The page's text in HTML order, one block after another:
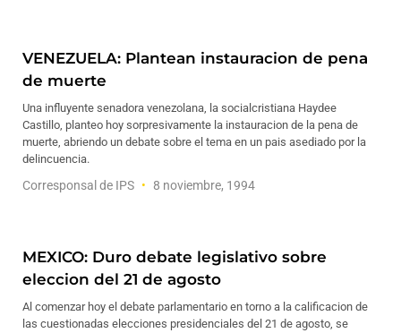
VENEZUELA: Plantean instauracion de pena
de muerte
Una influyente senadora venezolana, la socialcristiana Haydee
Castillo, planteo hoy sorpresivamente la instauracion de la pena de
muerte, abriendo un debate sobre el tema en un pais asediado por la
delincuencia.
Corresponsal de IPS 8 noviembre, 1994
MEXICO: Duro debate legislativo sobre
eleccion del 21 de agosto
Al comenzar hoy el debate parlamentario en torno a la calificacion de
las cuestionadas elecciones presidenciales del 21 de agosto, se